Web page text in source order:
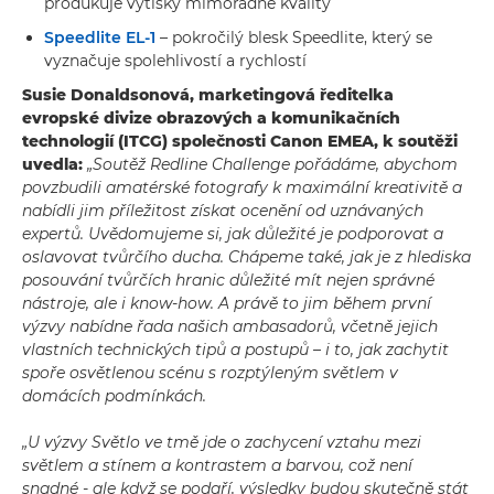
Speedlite EL-1 – pokročilý blesk Speedlite, který se
vyznačuje spolehlivostí a rychlostí
Susie Donaldsonová, marketingová ředitelka
evropské divize obrazových a komunikačních
technologií (ITCG) společnosti Canon EMEA, k soutěži
uvedla: „Soutěž Redline Challenge pořádáme, abychom
povzbudili amatérské fotografy k maximální kreativitě a
nabídli jim příležitost získat ocenění od uznávaných
expertů. Uvědomujeme si, jak důležité je podporovat a
oslavovat tvůrčího ducha. Chápeme také, jak je z hlediska
posouvání tvůrčích hranic důležité mít nejen správné
nástroje, ale i know-how. A právě to jim během první
výzvy nabídne řada našich ambasadorů, včetně jejich
vlastních technických tipů a postupů – i to, jak zachytit
spoře osvětlenou scénu s rozptýleným světlem v
domácích podmínkách.
„U výzvy Světlo ve tmě jde o zachycení vztahu mezi
světlem a stínem a kontrastem a barvou, což není
snadné - ale když se podaří, výsledky budou skutečně stát